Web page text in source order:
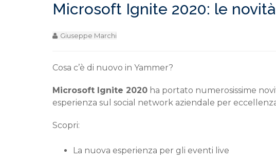
Microsoft Ignite 2020: le
Giuseppe Marchi
Cosa c’è di nuovo in Yammer?
Microsoft Ignite 2020 ha portato numerosissime
esperienza sul social network aziendale per
Scopri:
La nuova esperienza per gli eventi live